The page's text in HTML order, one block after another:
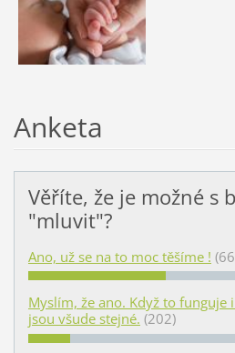
Anketa
Věříte, že je možné s
"mluvit"?
Ano, už se na to moc těšíme !
Myslím, že ano. Když to funguje
jsou všude stejné. (202)